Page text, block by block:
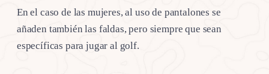
En el caso de las mujeres, al uso de pantalones se
añaden también las faldas, pero siempre que sean
específicas para jugar al golf.